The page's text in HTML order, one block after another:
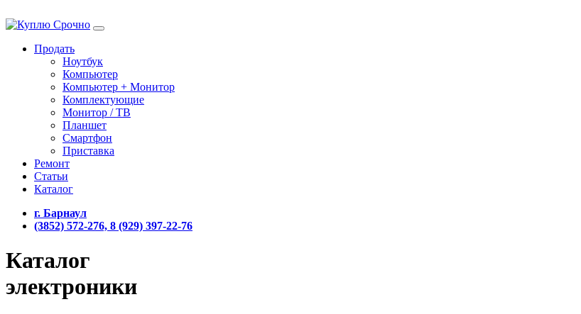
Продать
Ноутбук
Компьютер
Компьютер + Монитор
Комплектующие
Монитор / ТВ
Планшет
Смартфон
Приставка
Ремонт
Статьи
Каталог
г. Барнаул
(3852) 572-276, 8 (929) 397-22-76
Каталог
электроники